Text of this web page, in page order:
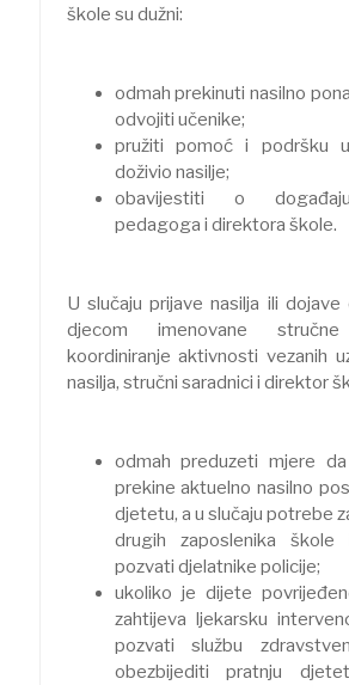
škole su dužni:
odmah prekinuti nasilno
odvojiti učenike;
pružiti pomoć i podršku
doživio nasilje;
obavijestiti o
pedagoga i direktora škole.
U slučaju prijave nasilja ili dojave
djecom imenovane
koordiniranje aktivnosti vezanih
nasilja, stručni saradnici i direktor
odmah preduzeti mjere
prekine aktuelno nasilno
djetetu, a u slučaju potrebe
drugih zaposlenika
pozvati djelatnike policije;
ukoliko je dijete
zahtijeva ljekarsku
pozvati službu
obezbijediti pratnju